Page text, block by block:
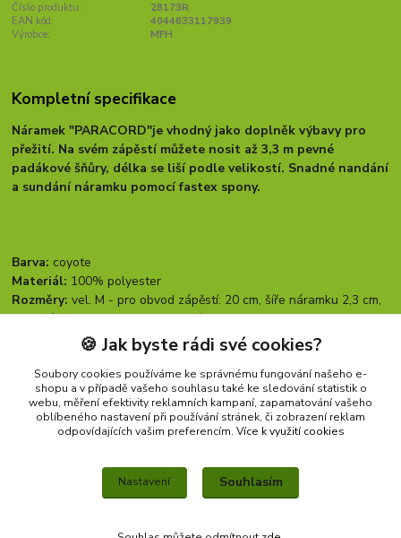
Číslo produktu:
28173R
EAN kód:
4044633117939
Výrobce:
MFH
Kompletní specifikace
Náramek "PARACORD"je vhodný jako doplněk výbavy pro
přežití. Na svém zápěstí můžete nosit až 3,3 m pevné
padákové šňůry, délka se liší podle velikostí. Snadné nandání
a sundání náramku pomocí fastex spony.
Barva: coyote
Materiál: 100% polyester
Rozměry:vel. M - pro obvod zápěstí: 20 cm, šíře náramku 2,3 cm,
max. délka provazu po rozpletení 3 m
vel. L - pro obvod zápěstí: 22 cm, šíře náramku 2,3 cm,
max. délka provazu po rozpletení 3,3 m
Zboží zařazeno v kategoriích
🍪 Jak byste rádi své cookies?
Soubory cookies používáme ke správnému fungování našeho e-
shopu a v případě vašeho souhlasu také ke sledování statistik o
webu, měření efektivity reklamních kampaní, zapamatování vašeho
oblíbeného nastavení při používání stránek, či zobrazení reklam
odpovídajících vašim preferencím. Více k využití cookies
Nastavení Souhlasím